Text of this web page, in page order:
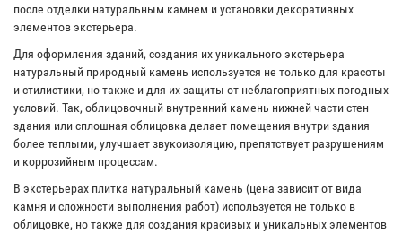
после отделки натуральным камнем и установки декоративных
элементов экстерьера.
Для оформления зданий, создания их уникального экстерьера
натуральный природный камень используется не только для красоты
и стилистики, но также и для их защиты от неблагоприятных погодных
условий. Так, облицовочный внутренний камень нижней части стен
здания или сплошная облицовка делает помещения внутри здания
более теплыми, улучшает звукоизоляцию, препятствует разрушениям
и коррозийным процессам.
В экстерьерах плитка натуральный камень (цена зависит от вида
камня и сложности выполнения работ) используется не только в
облицовке, но также для создания красивых и уникальных элементов